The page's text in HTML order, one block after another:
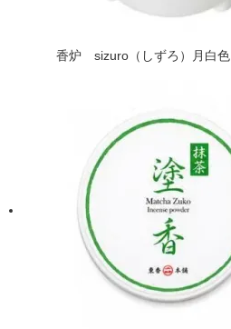
香炉 sizuro（しずろ）月白色